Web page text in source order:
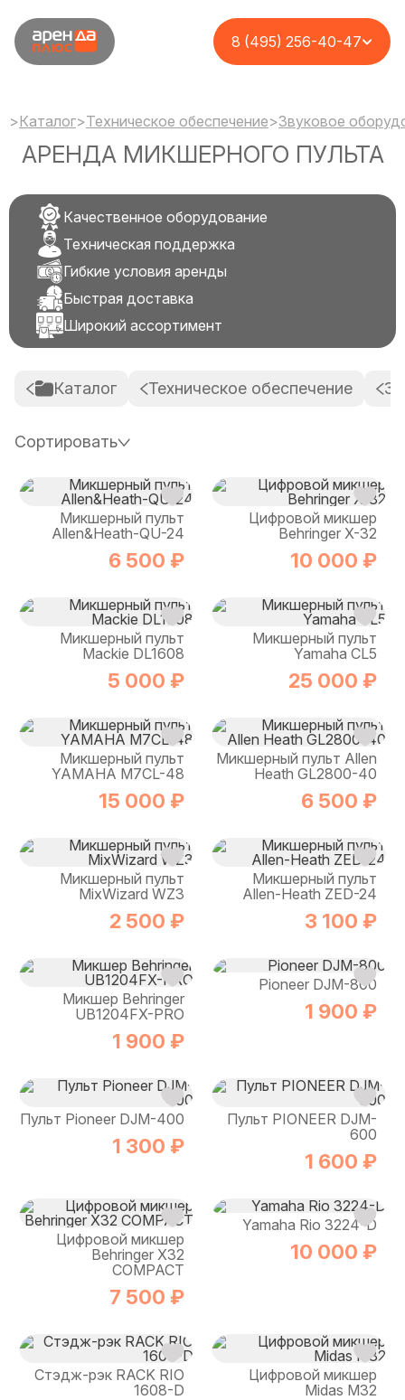
8 (495) 256-40-47
>Каталог>Техническое обеспечение>Звуковое
АРЕНДА МИКШЕРНОГО ПУЛЬТА
Качественное оборудование
Техническая поддержка
Гибкие условия аренды
Быстрая доставка
Широкий ассортимент
Каталог Техническое обеспечение
Сортировать
Микшерный пульт
Allen&Heath-QU-24
6 500 ₽
Цифровой микшер
Behringer X-32
10 000 ₽
Микшерный пульт
Mackie DL1608
5 000 ₽
Микшерный пульт
Yamaha CL5
25 000 ₽
Микшерный пульт
YAMAHA M7CL-48
15 000 ₽
Микшерный пульт Allen
Heath GL2800-40
6 500 ₽
Микшерный пульт
MixWizard WZ3
2 500 ₽
Микшерный пульт
Allen-Heath ZED-24
3 100 ₽
Микшер Behringer
UB1204FX-PRO
1 900 ₽
Pioneer DJM-800
1 900 ₽
Пульт Pioneer DJM-400
1 300 ₽
Пульт PIONEER DJM-
600
1 600 ₽
Цифровой микшер
Behringer X32
COMPACT
7 500 ₽
Yamaha Rio 3224-D
10 000 ₽
Стэдж-рэк RACK RIO
1608-D
Цифровой микшер
Midas M32